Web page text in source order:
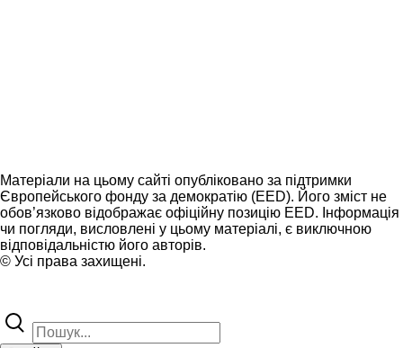
Матеріали на цьому сайті опубліковано за підтримки
Європейського фонду за демократію (EED). Його зміст не
обов’язково відображає офіційну позицію EED. Інформація
чи погляди, висловлені у цьому матеріалі, є виключною
відповідальністю його авторів.
© Усі права захищені.